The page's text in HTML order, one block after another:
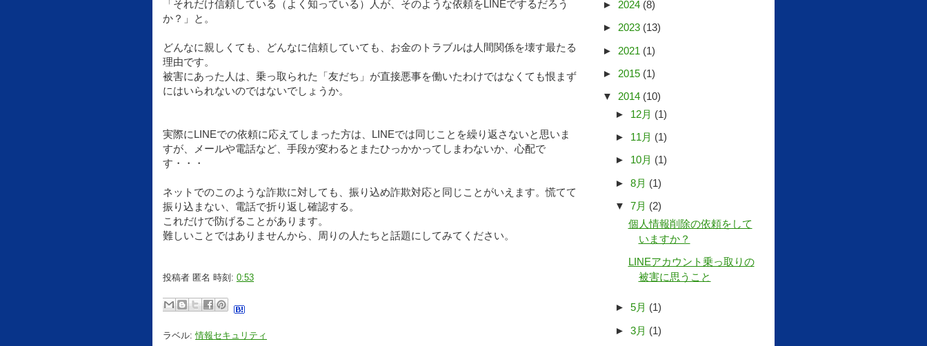
「それだけ信頼している（よく知っている）人が、そのような依頼をLINEでするだろう
か？」と。
どんなに親しくても、どんなに信頼していても、お金のトラブルは人間関係を壊す最たる
理由です。
被害にあった人は、乗っ取られた「友だち」が直接悪事を働いたわけではなくても恨まず
にはいられないのではないでしょうか。
実際にLINEでの依頼に応えてしまった方は、LINEでは同じことを繰り返さないと思いま
すが、メールや電話など、手段が変わるとまたひっかかってしまわないか、心配で
す・・・
ネットでのこのような詐欺に対しても、振り込め詐欺対応と同じことがいえます。慌てて
振り込まない、電話で折り返し確認する。
これだけで防げることがあります。
難しいことではありませんから、周りの人たちと話題にしてみてください。
投稿者 匿名 時刻: 0:53
ラベル:情報セキュリティ
► 2024 (8)
► 2023 (13)
► 2021 (1)
► 2015 (1)
▼ 2014 (10)
► 12月 (1)
► 11月 (1)
► 10月 (1)
► 8月 (1)
▼ 7月 (2)
個人情報削除の依頼をして
いますか？
LINEアカウント乗っ取りの
被害に思うこと
► 5月 (1)
► 3月 (1)